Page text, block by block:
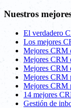
Nuestros
El verdadero
Los mejores
Mejores CRM
Mejores CRM
Mejores CRM
Mejores CRM
Mejores CRM
14 mejores
Gestión de